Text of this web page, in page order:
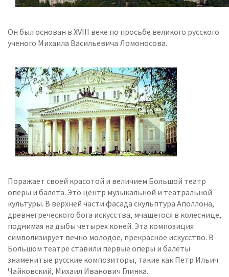
Он был основан в XVIII веке по просьбе великого русского
ученого Михаила Васильевича Ломоносова.
Поражает своей красотой и величием Большой театр
оперы и балета. Это центр музыкальной и театральной
культуры. В верхней части фасада скульптура Аполлона,
древнегреческого бога искусства, мчащегося в колеснице,
поднимая на дыбы четырех коней. Эта композиция
символизирует вечно молодое, прекрасное искусство. В
Большом театре ставили первые оперы и балеты
знаменитые русские композиторы, такие как Петр Ильич
Чайковский, Михаил Иванович Глинка.